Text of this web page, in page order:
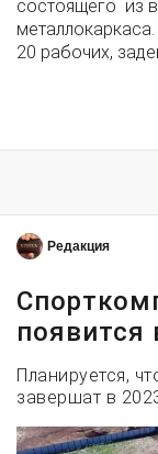
состоящего из
20 рабочих,
Редакция
появится
Планируется,
завершат в